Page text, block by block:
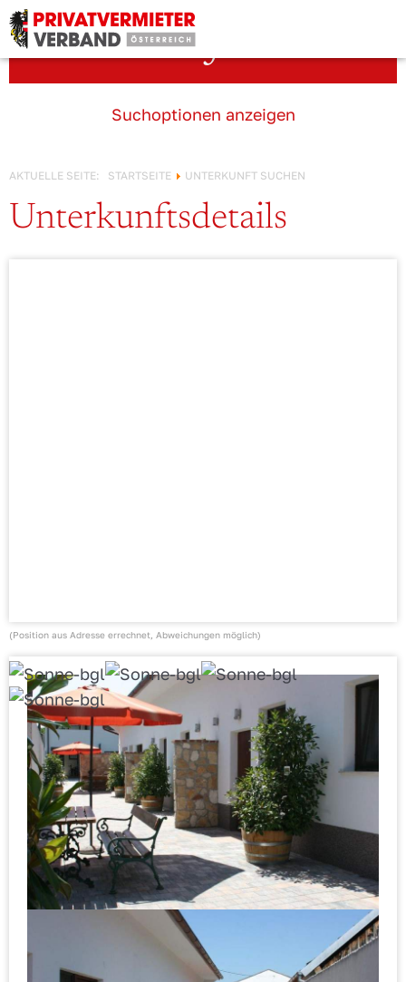
Unterkunft suchen
Suchoptionen anzeigen
AKTUELLE SEITE: STARTSEITE UNTERKUNFT SUCHEN
Unterkunftsdetails
(Position aus Adresse errechnet, Abweichungen möglich)